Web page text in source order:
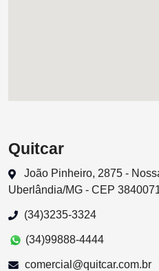
Quitcar
João Pinheiro, 2875 -
Uberlândia/MG - CEP
(34)3235-3324
(34)99888-4444
comercial@quitcar.com.br